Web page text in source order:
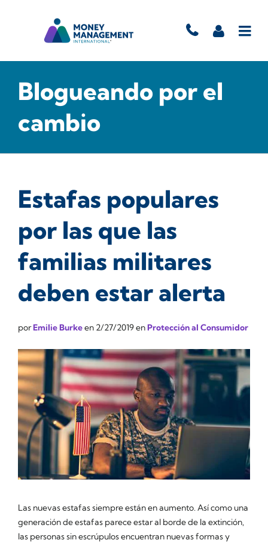
Blogueando por el
cambio
Estafas populares
por las que las
familias militares
deben estar alerta
porEmilie Burkeen 2/27/2019enProtección al Consumidor
Las nuevas estafas siempre están en aumento. Así como una
generación de estafas parece estar al borde de la extinción,
las personas sin escrúpulos encuentran nuevas formas y